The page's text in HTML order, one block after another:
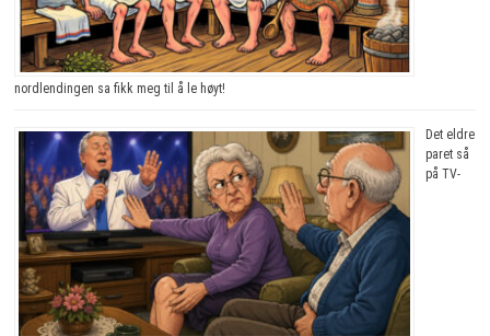
nordlendingen sa fikk meg til å le høyt!
Det eldre
paret så
på TV-